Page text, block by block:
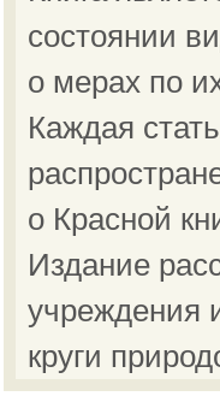
состоянии
о мерах по
Каждая
о Красной
Издание
учреждения
круги